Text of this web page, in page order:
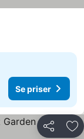
Se priser
Del